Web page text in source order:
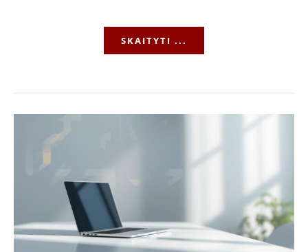
SKAITYTI ...